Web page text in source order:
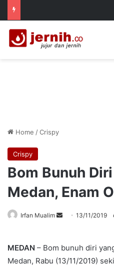
Home /Crispy
Crispy
Bom Bunuh
Medan, Enam
Irfan Mualim
Send13/11/2019
MEDAN – Bom bunuh diri
Medan, Rabu (13/11/2019)